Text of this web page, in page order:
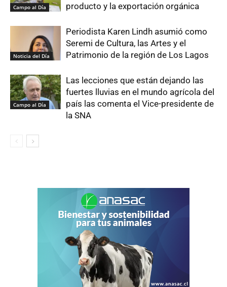
Campo al Día
producto y la exportación orgánica
Noticia del Día
Periodista Karen Lindh asumió como
Seremi de Cultura, las Artes y el
Patrimonio de la región de Los Lagos
Campo al Día
Las lecciones que están dejando las
fuertes lluvias en el mundo agrícola del
país las comenta el Vice-presidente de
la SNA